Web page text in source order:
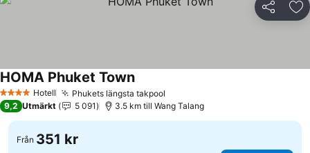
Dela
4 StjärnorHotell Phukets längsta takpool
HOMA Phuket Town
9,2 Utmärkt 5 091 3.5 km till Wang Talang
Från 351 kr